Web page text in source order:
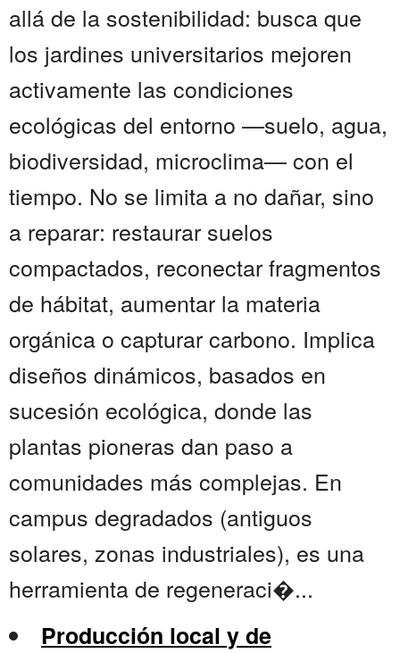
allá de la sostenibilidad: busca que
los jardines universitarios mejoren
activamente las condiciones
ecológicas del entorno —suelo, agua,
biodiversidad, microclima— con el
tiempo. No se limita a no dañar, sino
a reparar: restaurar suelos
compactados, reconectar fragmentos
de hábitat, aumentar la materia
orgánica o capturar carbono. Implica
diseños dinámicos, basados en
sucesión ecológica, donde las
plantas pioneras dan paso a
comunidades más complejas. En
campus degradados (antiguos
solares, zonas industriales), es una
herramienta de regeneraci�...
Producción local y de